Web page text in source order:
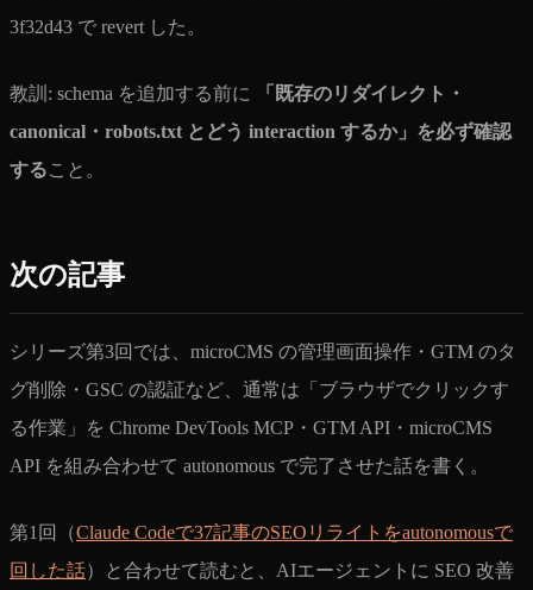
3f32d43 で revert した。
教訓: schema を追加する前に
「既存のリダイレクト・
canonical・robots.txt とどう interaction するか」を必ず確認
すること。
次の記事
シリーズ第3回では、microCMS の管理画面操作・GTM のタ
グ削除・GSC の認証など、通常は「ブラウザでクリックす
る作業」を Chrome DevTools MCP・GTM API・microCMS
API を組み合わせて autonomous で完了させた話を書く。
第1回（Claude Codeで37記事のSEOリライトをautonomousで
回した話）と合わせて読むと、AIエージェントに SEO 改善